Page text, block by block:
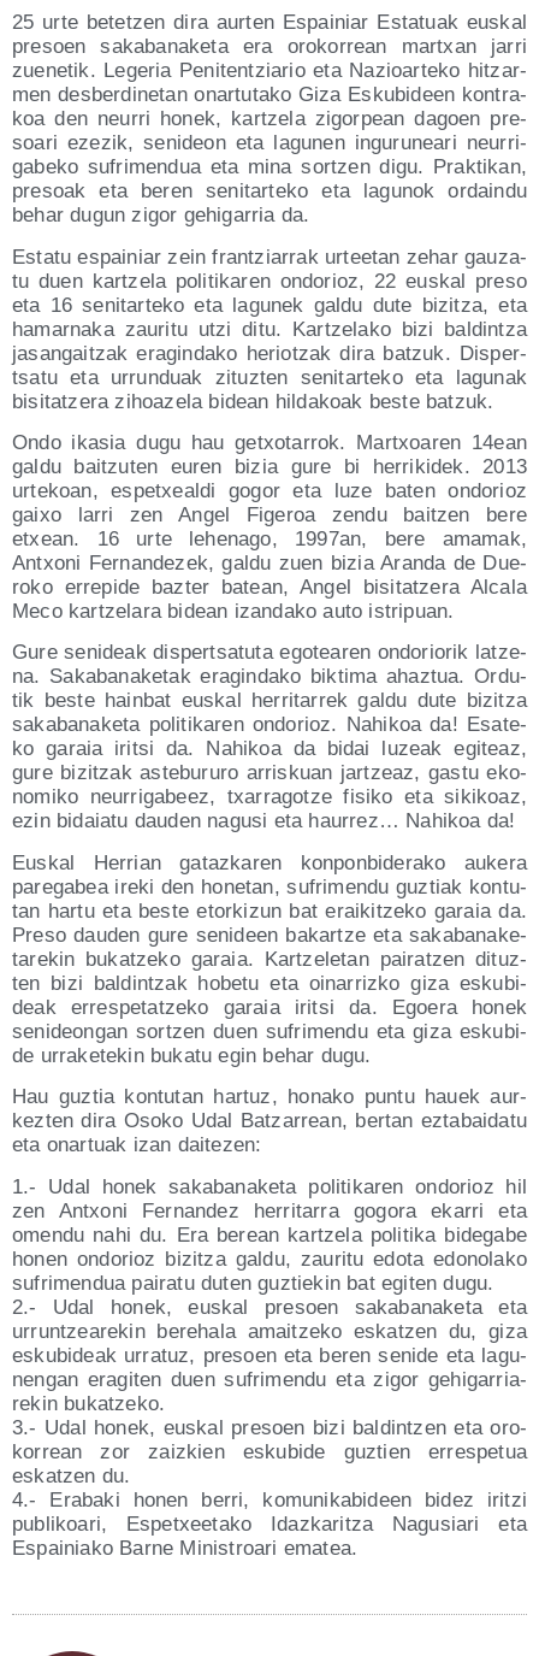
25 urte betetzen dira aur­ten Espai­niar Esta­tuak eus­kal
pre­soen saka­ba­na­ke­ta era oro­ko­rrean martxan jarri
zue­ne­tik. Lege­ria Peni­ten­tzia­rio eta Nazioar­te­ko hitzar­
men des­ber­di­ne­tan onar­tu­ta­ko Giza Esku­bi­deen kon­tra­
koa den neu­rri honek, kar­tze­la zigor­pean dagoen pre­
soa­ri eze­zik, seni­deon eta lagu­nen ingu­ru­nea­ri neu­rri­
ga­be­ko sufri­men­dua eta mina sor­tzen digu. Prak­ti­kan,
pre­soak eta beren seni­tar­te­ko eta lagu­nok ordain­du
behar dugun zigor gehi­ga­rria da.
Esta­tu espai­niar zein fran­tzia­rrak urtee­tan zehar gau­za­
tu duen kar­tze­la poli­ti­ka­ren ondo­rioz, 22 eus­kal pre­so
eta 16 seni­tar­te­ko eta lagu­nek gal­du dute bizitza, eta
hamar­na­ka zau­ri­tu utzi ditu. Kar­tze­la­ko bizi bal­din­tza
jasan­gaitzak era­gin­da­ko heriotzak dira batzuk. Dis­per­
tsa­tu eta urrun­duak zituz­ten seni­tar­te­ko eta lagu­nak
bisi­tatze­ra zihoa­ze­la bidean hil­da­koak bes­te batzuk.
Ondo ika­sia dugu hau getxo­ta­rrok. Martxoa­ren 14ean
gal­du baitzu­ten euren bizia gure bi herri­ki­dek. 2013
urte­koan, espetxeal­di gogor eta luze baten ondo­rioz
gai­xo larri zen Angel Fige­roa zen­du baitzen bere
etxean. 16 urte lehe­na­go, 1997an, bere ama­mak,
Antxo­ni Fer­nan­de­zek, gal­du zuen bizia Aran­da de Due­
ro­ko erre­pi­de baz­ter batean, Angel bisi­tatze­ra Alca­la
Meco kar­tze­la­ra bidean izan­da­ko auto istripuan.
Gure seni­deak dis­per­tsa­tu­ta ego­tea­ren ondo­rio­rik latze­
na. Saka­ba­na­ke­tak era­gin­da­ko bik­ti­ma ahaz­tua. Ordu­
tik bes­te hain­bat eus­kal herri­ta­rrek gal­du dute bizitza
saka­ba­na­ke­ta poli­ti­ka­ren ondo­rioz. Nahi­koa da! Esa­te­
ko garaia iritsi da. Nahi­koa da bidai luzeak egi­teaz,
gure bizitzak aste­bu­ru­ro arris­kuan jar­tzeaz, gas­tu eko­
no­mi­ko neu­rri­ga­beez, txa­rra­gotze fisi­ko eta siki­koaz,
ezin bidaia­tu dau­den nagu­si eta hau­rrez… Nahi­koa da!
Eus­kal Herrian gataz­ka­ren kon­pon­bi­de­ra­ko auke­ra
pare­ga­bea ire­ki den hone­tan, sufri­men­du guz­tiak kon­tu­
tan har­tu eta bes­te etor­ki­zun bat erai­kitze­ko garaia da.
Pre­so dau­den gure seni­deen bakar­tze eta saka­ba­na­ke­
ta­re­kin bukatze­ko garaia. Kar­tze­le­tan pai­ratzen dituz­
ten bizi bal­din­tzak hobe­tu eta oina­rriz­ko giza esku­bi­
deak erres­pe­tatze­ko garaia iritsi da. Egoe­ra honek
seni­deon­gan sor­tzen duen sufri­men­du eta giza esku­bi­
de urra­ke­te­kin buka­tu egin behar dugu.
Hau guz­tia kon­tu­tan har­tuz, hona­ko pun­tu hauek aur­
kez­ten dira Oso­ko Udal Batza­rrean, ber­tan ezta­bai­da­tu
eta onar­tuak izan daitezen:
1.- Udal honek saka­ba­na­ke­ta poli­ti­ka­ren ondo­rioz hil
zen Antxo­ni Fer­nan­dez herri­ta­rra gogo­ra eka­rri eta
omen­du nahi du. Era berean kar­tze­la poli­ti­ka bide­ga­be
honen ondo­rioz bizitza gal­du, zau­ri­tu edo­ta edo­no­la­ko
sufri­men­dua pai­ra­tu duten guz­tie­kin bat egi­ten dugu.
2.- Udal honek, eus­kal pre­soen saka­ba­na­ke­ta eta
urrun­tzea­re­kin bereha­la amaitze­ko eskatzen du, giza
esku­bi­deak urra­tuz, pre­soen eta beren seni­de eta lagu­
nen­gan era­gi­ten duen sufri­men­du eta zigor gehi­ga­rria­
re­kin bukatzeko.
3.- Udal honek, eus­kal pre­soen bizi bal­din­tzen eta oro­
ko­rrean zor zaiz­kien esku­bi­de guz­tien erres­pe­tua
eskatzen du.
4.- Era­ba­ki honen berri, komu­ni­ka­bi­deen bidez iritzi
publi­koa­ri, Espetxee­ta­ko Idaz­ka­ritza Nagu­sia­ri eta
Espai­nia­ko Bar­ne Minis­troa­ri ematea.